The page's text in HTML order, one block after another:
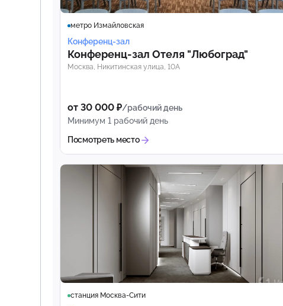
метро Измайловская
Конференц-зал
Конференц‑зал Отеля "Любоград"
Москва, Никитинская улица, 10А
от 30 000 ₽/рабочий день
Минимум 1 рабочий день
Посмотреть место
станция Москва-Сити